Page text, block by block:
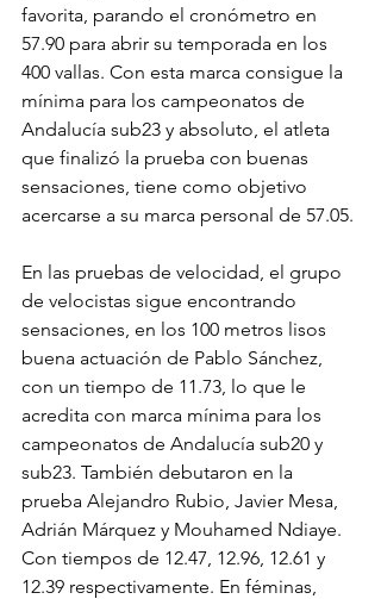
favorita, parando el cronómetro en
57.90 para abrir su temporada en los
400 vallas. Con esta marca consigue la
mínima para los campeonatos de
Andalucía sub23 y absoluto, el atleta
que finalizó la prueba con buenas
sensaciones, tiene como objetivo
acercarse a su marca personal de 57.05.
En las pruebas de velocidad, el grupo
de velocistas sigue encontrando
sensaciones, en los 100 metros lisos
buena actuación de Pablo Sánchez,
con un tiempo de 11.73, lo que le
acredita con marca mínima para los
campeonatos de Andalucía sub20 y
sub23. También debutaron en la
prueba Alejandro Rubio, Javier Mesa,
Adrián Márquez y Mouhamed Ndiaye.
Con tiempos de 12.47, 12.96, 12.61 y
12.39 respectivamente. En féminas,